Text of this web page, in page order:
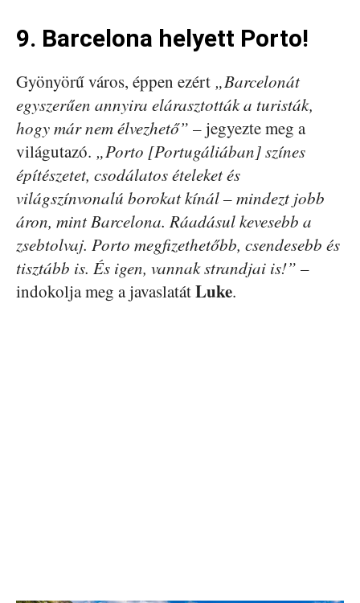
9. Barcelona helyett Porto!
Gyönyörű város, éppen ezért „Barcelonát
egyszerűen annyira elárasztották a turisták,
hogy már nem élvezhető” – jegyezte meg a
világutazó. „Porto [Portugáliában] színes
építészetet, csodálatos ételeket és
világszínvonalú borokat kínál – mindezt jobb
áron, mint Barcelona. Ráadásul kevesebb a
zsebtolvaj. Porto megfizethetőbb, csendesebb és
tisztább is. És igen, vannak strandjai is!” –
indokolja meg a javaslatátLuke.